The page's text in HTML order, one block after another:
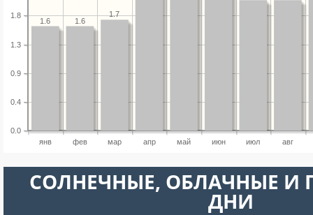
янв фев мар апр май июн июл авг
0.0
0.4
0.9
1.3
1.8 1.7
1.6
1.6
CОЛНЕЧНЫЕ, ОБЛАЧНЫЕ И
ДНИ